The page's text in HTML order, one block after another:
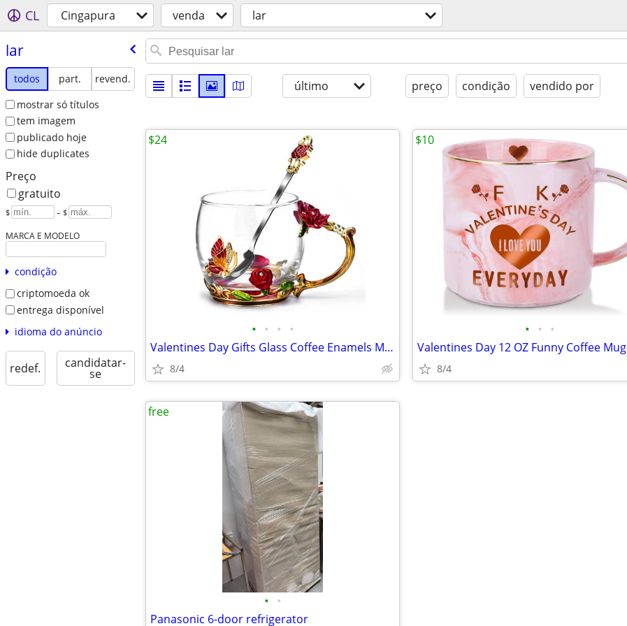
CL Cingapura venda lar
lar
todos part.
revend.
mostrar só títulos
tem imagem
publicado hoje
hide duplicates
Preço
gratuito
$ – $
MARCA E MODELO
condição
criptomoeda ok
entrega disponível
idioma do anúncio
redef. candidatar-
se
último preço condição vendido por
• • • •
Valentines Day Gifts Glass Coffee Enamels Mug
8/4
$24
• • •
Valentines Day 12 OZ Funny Coffee Mug
8/4
$10
• •
Panasonic 6-door refrigerator
free